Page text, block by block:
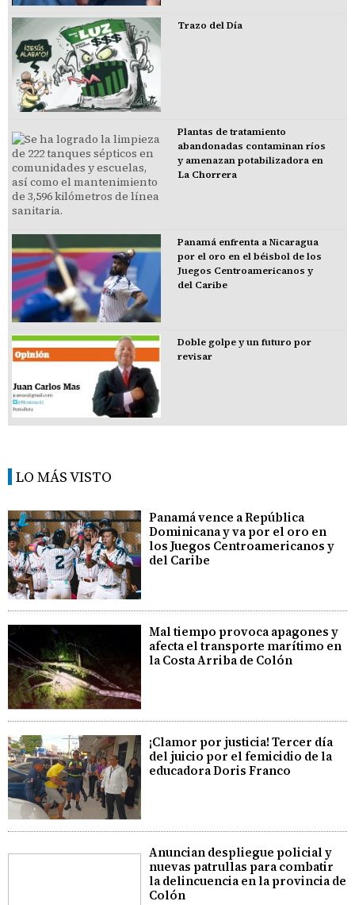
Trazo del Día
Plantas de tratamiento
abandonadas contaminan ríos
y amenazan potabilizadora en
La Chorrera
Panamá enfrenta a Nicaragua
por el oro en el béisbol de los
Juegos Centroamericanos y
del Caribe
Doble golpe y un futuro por
revisar
LO MÁS VISTO
Panamá vence a República
Dominicana y va por el oro en
los Juegos Centroamericanos y
del Caribe
Mal tiempo provoca apagones y
afecta el transporte marítimo en
la Costa Arriba de Colón
¡Clamor por justicia! Tercer día
del juicio por el femicidio de la
educadora Doris Franco
Anuncian despliegue policial y
nuevas patrullas para combatir
la delincuencia en la provincia de
Colón